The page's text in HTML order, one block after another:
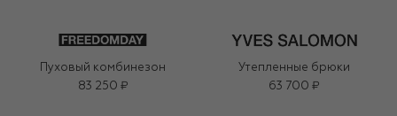
Пуховый комбинезон
83 250 ₽
Утепленные брюки
63 700 ₽